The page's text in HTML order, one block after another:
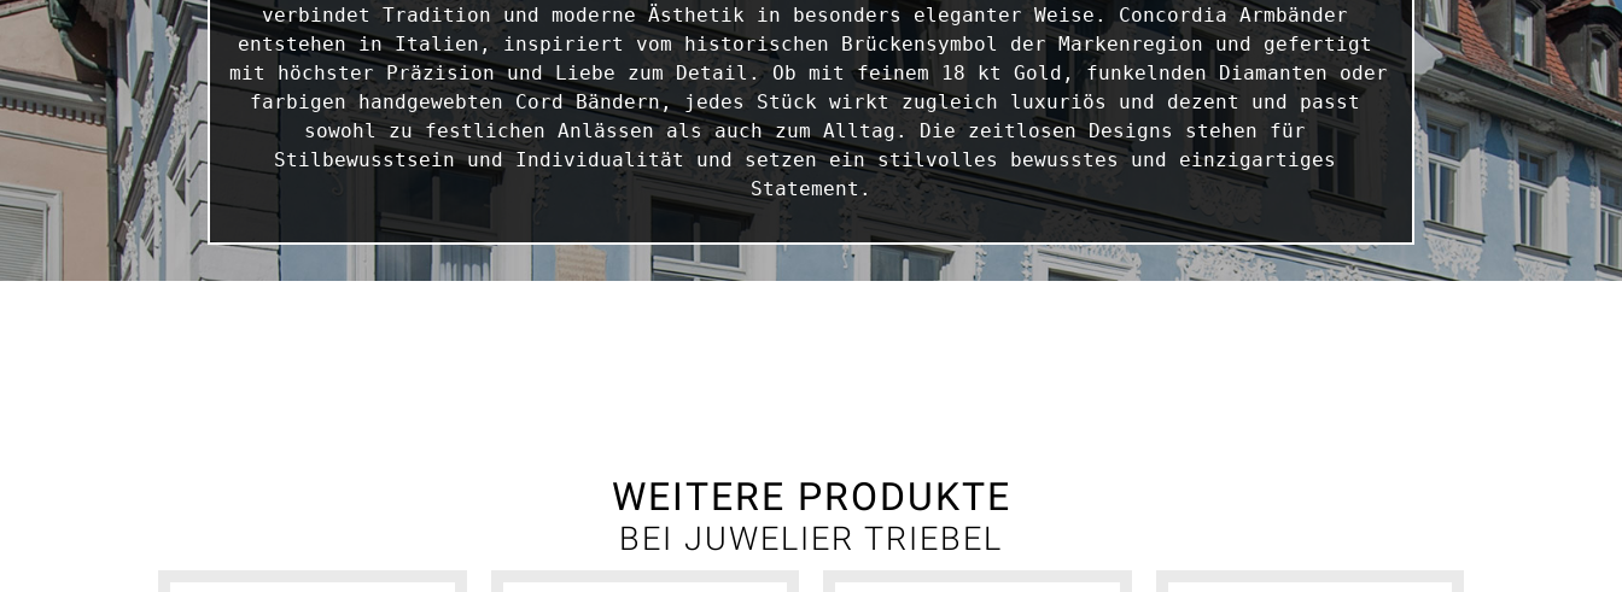
verbindet Tradition und moderne Ästhetik in besonders eleganter Weise. Concordia Armbänder
entstehen in Italien, inspiriert vom historischen Brückensymbol der Markenregion und gefertigt
mit höchster Präzision und Liebe zum Detail. Ob mit feinem 18 kt Gold, funkelnden Diamanten oder
farbigen handgewebten Cord Bändern, jedes Stück wirkt zugleich luxuriös und dezent und passt
sowohl zu festlichen Anlässen als auch zum Alltag. Die zeitlosen Designs stehen für
Stilbewusstsein und Individualität und setzen ein stilvolles bewusstes und einzigartiges
Statement.
WEITERE PRODUKTE
BEI JUWELIER TRIEBEL